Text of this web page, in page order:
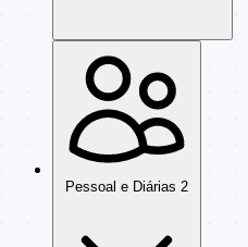
Pessoal e Diárias 2